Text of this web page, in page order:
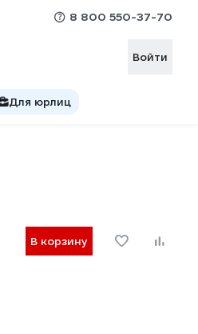
8 800 550-37-70
Войти
Для юрлиц
В корзину